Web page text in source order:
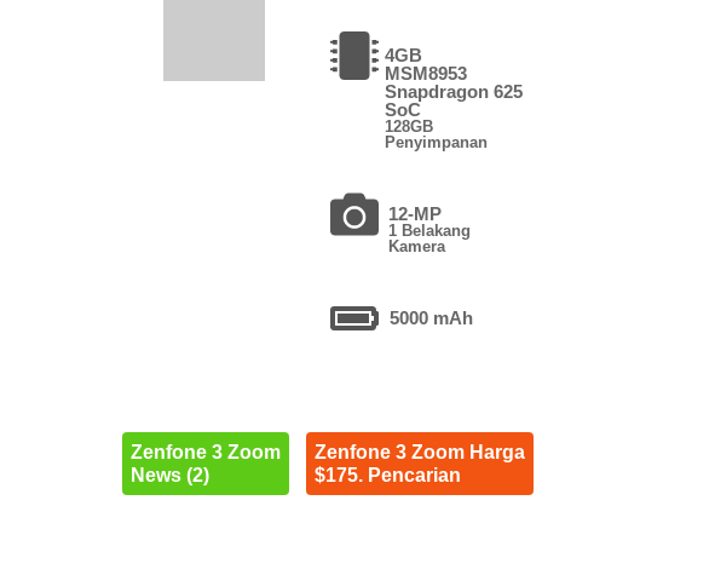
4GB
MSM8953
Snapdragon 625
SoC
128GB
Penyimpanan
12-MP
1 Belakang
Kamera
5000 mAh
Zenfone 3 Zoom
News (2)
Zenfone 3 Zoom Harga
$175. Pencarian